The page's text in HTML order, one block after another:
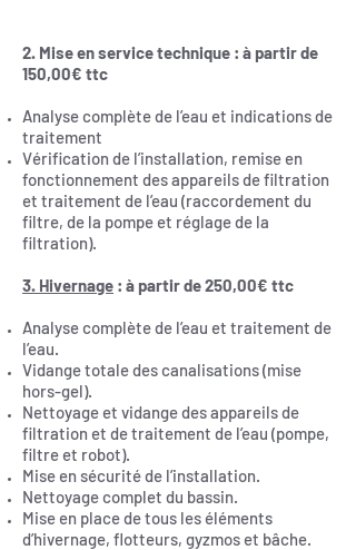
2. Mise en service technique : à partir de
150,00€ ttc
Analyse complète de l’eau et indications de
traitement
Vérification de l’installation, remise en
fonctionnement des appareils de filtration
et traitement de l’eau (raccordement du
filtre, de la pompe et réglage de la
filtration).
3. Hivernage : à partir de 250,00€ ttc
Analyse complète de l’eau et traitement de
l’eau.
Vidange totale des canalisations (mise
hors-gel).
Nettoyage et vidange des appareils de
filtration et de traitement de l’eau (pompe,
filtre et robot).
Mise en sécurité de l’installation.
Nettoyage complet du bassin.
Mise en place de tous les éléments
d’hivernage, flotteurs, gyzmos et bâche.